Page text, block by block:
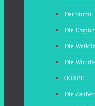
Der Sturm
Die
Die
Die Wut
ŒDIPE
Die